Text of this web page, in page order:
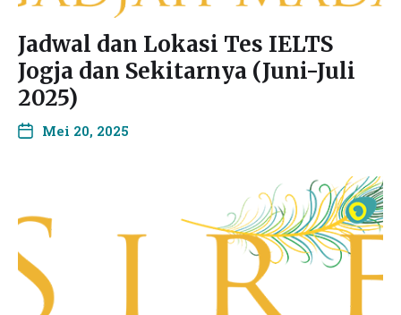
Jadwal dan Lokasi Tes IELTS
Jogja dan Sekitarnya (Juni-Juli
2025)
Mei 20, 2025